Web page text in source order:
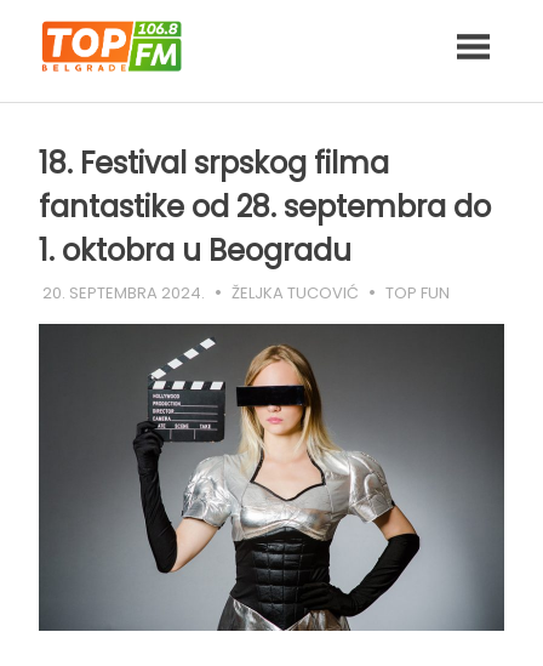
content
18. Festival srpskog filma
fantastike od 28. septembra do
1. oktobra u Beogradu
20. SEPTEMBRA 2024. ŽELJKA TUCOVIĆ TOP FUN